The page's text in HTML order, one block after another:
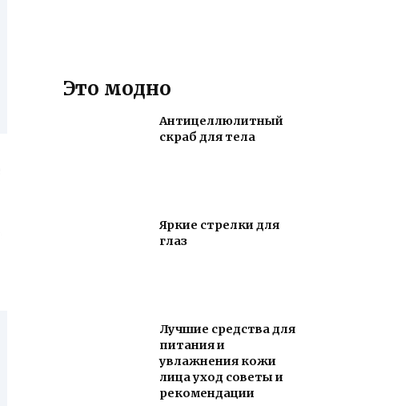
Это модно
Антицеллюлитный
скраб для тела
Яркие стрелки для
глаз
Лучшие средства для
питания и
увлажнения кожи
лица уход советы и
рекомендации